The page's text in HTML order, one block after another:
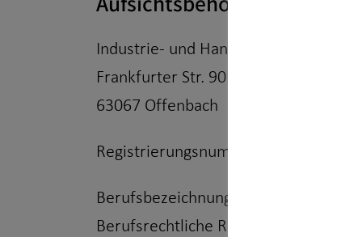
Industrie- und Handelskammer
Frankfurter Str. 90
63067 Offenbach
Registrierungsnummer: D-F-160-
Berufsbezeichnung:
Berufsrechtliche Regelungen: § 34 f